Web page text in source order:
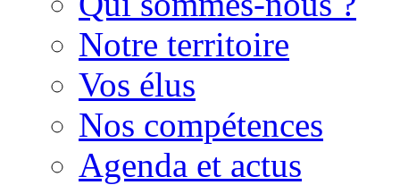
Notre territoire
Vos élus
Nos compétences
Agenda et actus